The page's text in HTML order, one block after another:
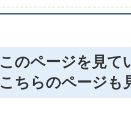
このページを見て
こちらのページも